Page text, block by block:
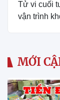
Tử vi cuối
vận trình
MỚI